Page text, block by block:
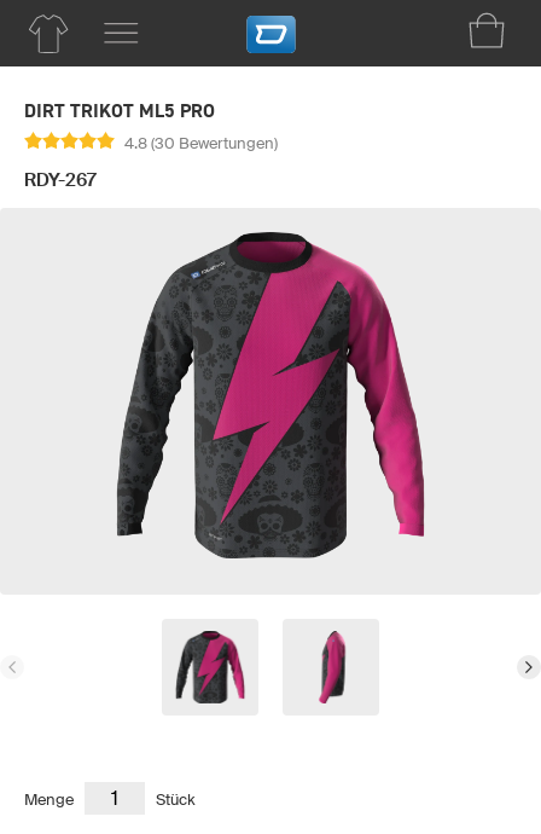
DIRT TRIKOT ML5 PRO
4.8 (30 Bewertungen)
RDY-267
Menge Stück